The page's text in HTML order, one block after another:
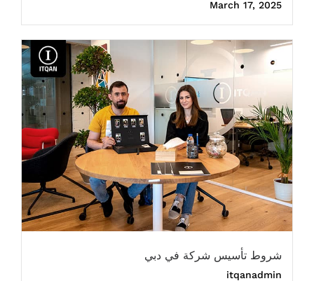
March 17, 2025
شروط تأسيس شركة في دبي
itqanadmin